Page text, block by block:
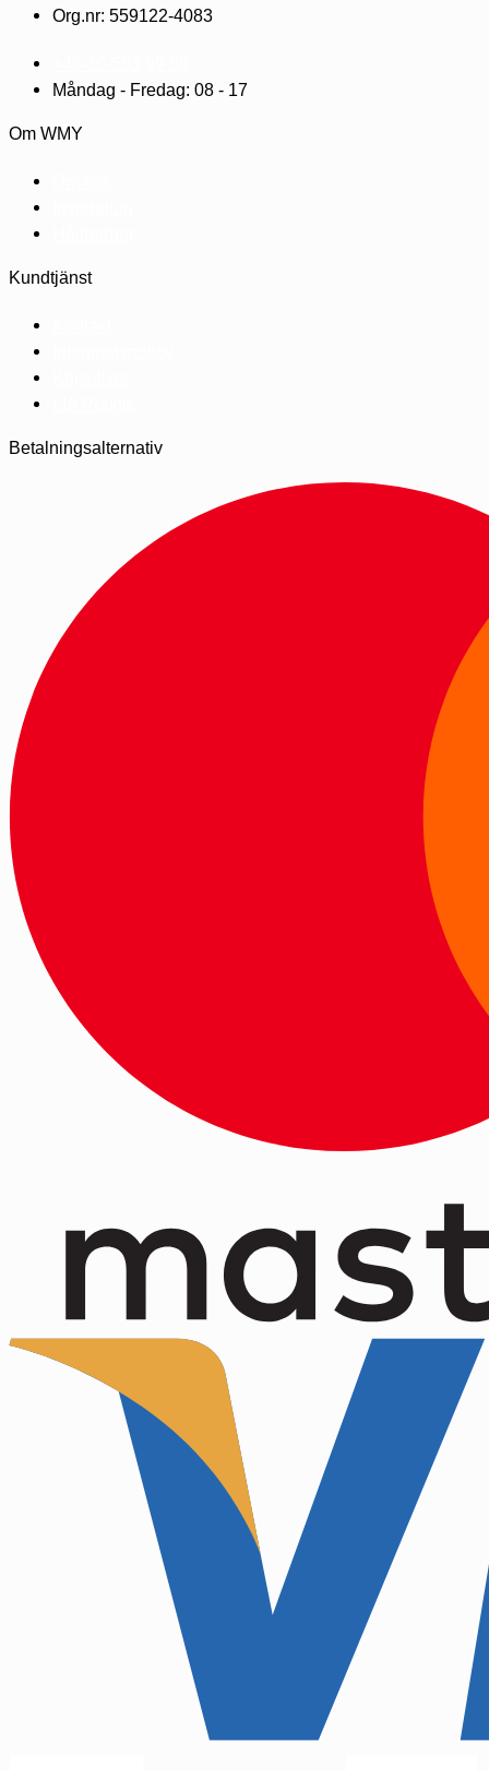
Org.nr: 559122-4083
Måndag - Fredag: 08 - 17
Om WMY
Kundtjänst
Betalningsalternativ